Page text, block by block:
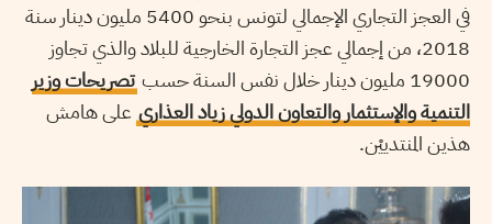
في العجز التجاري الإجمالي لتونس بنحو 5400 مليون دينار سنة
2018، من إجمالي عجز التجارة الخارجية للبلاد والذي تجاوز
19000 مليون دينار خلال نفس السنة حسب
تصريحات وزير
التنمية والإستثمار والتعاون الدولي زياد العذاري على هامش
هذين المنتدييْن.